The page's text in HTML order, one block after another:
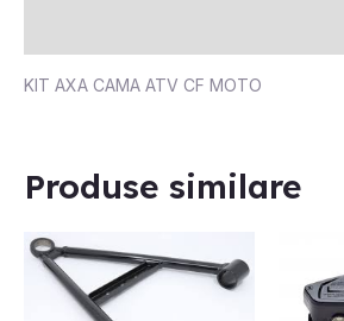
KIT AXA CAMA ATV CF MOTO
Produse similare
STOC EPUIZAT